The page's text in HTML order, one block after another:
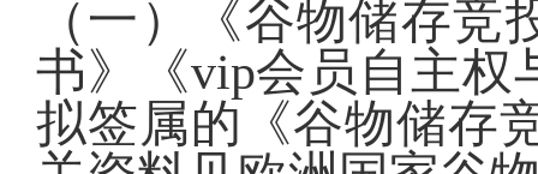
（一）《谷物储存
书》《vip会员自主权
拟签属的《谷物储存